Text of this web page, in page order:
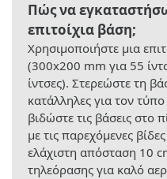
Πώς να
επιτοίχια βάση;
Χρησιμοποιήστε μια
(300x200 mm για 55
ίντσες). Στερεώστε τη
κατάλληλες για τον
βιδώστε τις βάσεις στο
με τις παρεχόμενες
ελάχιστη απόσταση 10
τηλεόρασης για καλό